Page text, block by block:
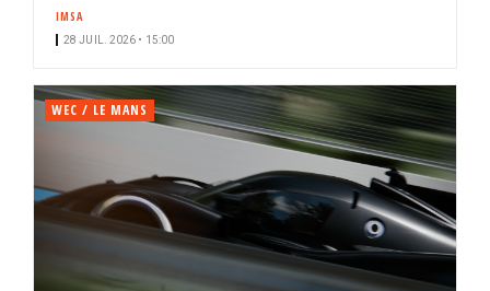
IMSA
28 JUIL. 2026 • 15:00
WEC / LE MANS